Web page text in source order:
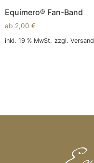
Equimero® Fan-Band
ab 2,00 €
inkl. 19 % MwSt. zzgl. Versand